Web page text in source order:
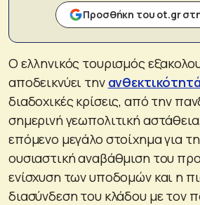
Προσθήκη του ot.gr
Ο ελληνικός τουρισμός
αποδεικνύει την ανθεκτικότητά
διαδοχικές κρίσεις, από την
σημερινή γεωπολιτική
επόμενο μεγάλο στοίχημα για
ουσιαστική αναβάθμιση του
ενίσχυση των υποδομών και η
διασύνδεση του κλάδου με τον